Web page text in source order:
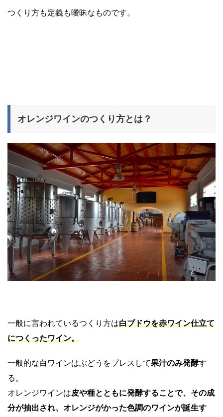
つくり方も定義も曖昧なものです。
オレンジワインのつくり方とは？
一般に言われているつくり方は白ブドウを赤ワイン仕立て
につくったワイン。
一般的な白ワインはぶどうをプレスして果汁のみ発酵す
る。
オレンジワインは皮や種とともに発酵することで、その成
分が抽出され、オレンジがかった色調のワインが誕生す